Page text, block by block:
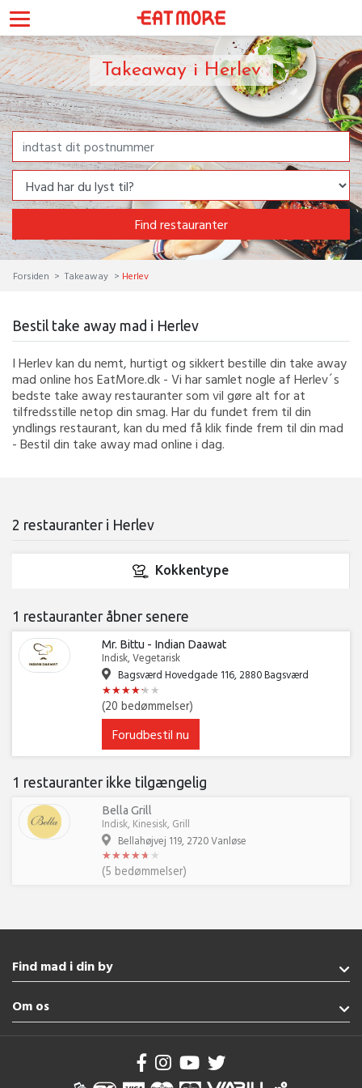
Takeaway i Herlev
Find restauranter
Forsiden Takeaway Herlev
Bestil take away mad i Herlev
I Herlev kan du nemt, hurtigt og sikkert bestille din take away
mad online hos EatMore.dk - Vi har samlet nogle af Herlev´s
bedste take away restauranter som vil gøre alt for at
tilfredsstille netop din smag. Har du fundet frem til din
yndlings restaurant, kan du med få klik finde frem til din mad
- Bestil din take away mad online i dag.
2 restauranter i Herlev
Kokkentype
1 restauranter åbner senere
Mr. Bittu - Indian Daawat
Indisk, Vegetarisk
Bagsværd Hovedgade 116, 2880 Bagsværd
★★★★★★
★★★★★★
(20 bedømmelser)
Forudbestil nu
1 restauranter ikke tilgængelig
Bella Grill
Indisk, Kinesisk, Grill
Bellahøjvej 119, 2720 Vanløse
★★★★★ ★
★★★★★ ★
(5 bedømmelser)
Find mad i din by
Kolding
Rødekro
Aabenraa
Om os
Handelsbetingelser